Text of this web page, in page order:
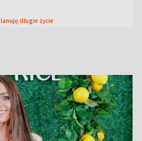
Planuję długie życie